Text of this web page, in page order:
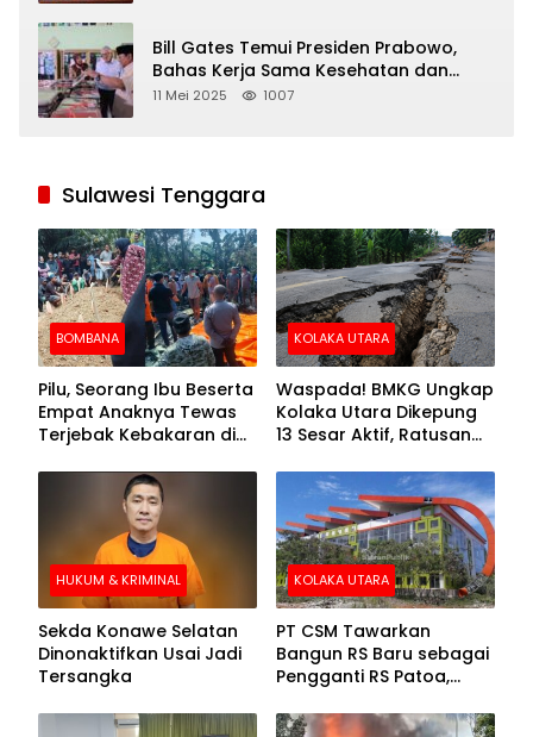
Bill Gates Temui Presiden Prabowo,
Bahas Kerja Sama Kesehatan dan
Program Makan Bergizi Gratis
11 Mei 2025 1007
Sulawesi Tenggara
BOMBANA
Pilu, Seorang Ibu Beserta
Empat Anaknya Tewas
Terjebak Kebakaran di
KOLAKA UTARA
Waspada! BMKG Ungkap
Kolaka Utara Dikepung
13 Sesar Aktif, Ratusan
HUKUM & KRIMINAL
Sekda Konawe Selatan
Dinonaktifkan Usai Jadi
Tersangka
KOLAKA UTARA
PT CSM Tawarkan
Bangun RS Baru sebagai
Pengganti RS Patoa,
Kolut